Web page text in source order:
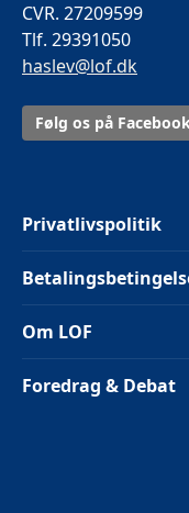
CVR. 27209599
Tlf. 29391050
haslev@lof.dk
Følg os på
Privatlivspolitik
Om LOF
Foredrag & Debat